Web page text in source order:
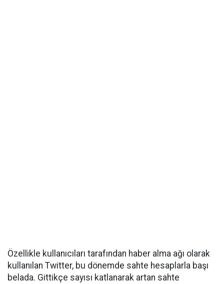
Özellikle kullanıcıları tarafından haber alma ağı olarak
kullanılan Twitter, bu dönemde sahte hesaplarla başı
belada. Gittikçe sayısı katlanarak artan sahte